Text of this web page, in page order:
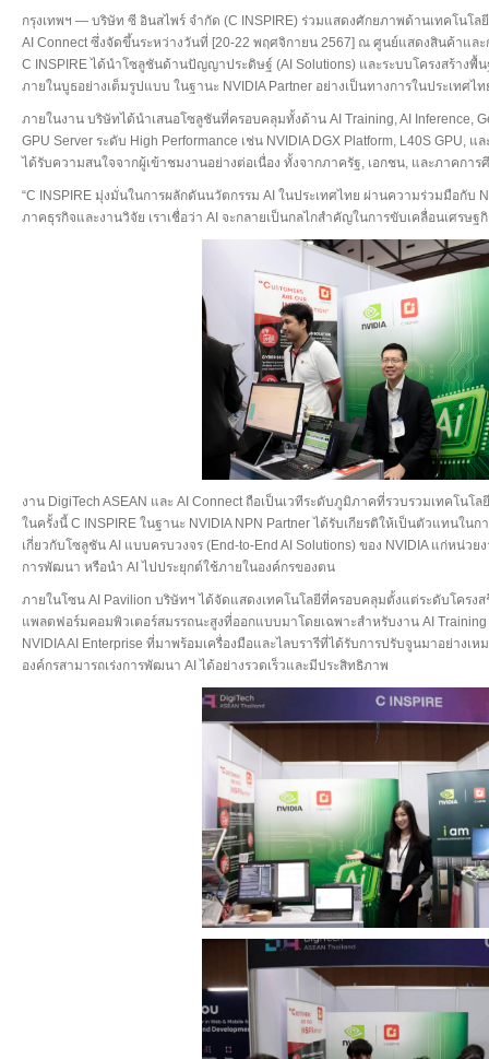
กรุงเทพฯ — บริษัท ซี อินสไพร์ จำกัด (C INSPIRE) ร่วมแสดงศักยภาพด้านเทคโนโล
AI Connect ซึ่งจัดขึ้นระหว่างวันที่ [20-22 พฤศจิกายน 2567] ณ ศูนย์แสดงสินค้าแล
C INSPIRE ได้นำโซลูชันด้านปัญญาประดิษฐ์ (AI Solutions) และระบบโครงสร้างพื้น
ภายในบูธอย่างเต็มรูปแบบ ในฐานะ NVIDIA Partner อย่างเป็นทางการในประเทศไท
ภายในงาน บริษัทได้นำเสนอโซลูชันที่ครอบคลุมทั้งด้าน AI Training, AI Inference,
GPU Server ระดับ High Performance เช่น NVIDIA DGX Platform, L40S GPU,
ได้รับความสนใจจากผู้เข้าชมงานอย่างต่อเนื่อง ทั้งจากภาครัฐ, เอกชน, และภาคการ
“C INSPIRE มุ่งมั่นในการผลักดันนวัตกรรม AI ในประเทศไทย ผ่านความร่วมมือกับ
ภาคธุรกิจและงานวิจัย เราเชื่อว่า AI จะกลายเป็นกลไกสำคัญในการขับเคลื่อนเศรษฐ
งาน DigiTech ASEAN และ AI Connect ถือเป็นเวทีระดับภูมิภาคที่รวบรวมเทคโนโ
ในครั้งนี้ C INSPIRE ในฐานะ NVIDIA NPN Partner ได้รับเกียรติให้เป็นตัวแทนใน
เกี่ยวกับโซลูชัน AI แบบครบวงจร (End-to-End AI Solutions) ของ NVIDIA แก่หน่ว
การพัฒนา หรือนำ AI ไปประยุกต์ใช้ภายในองค์กรของตน
ภายในโซน AI Pavilion บริษัทฯ ได้จัดแสดงเทคโนโลยีที่ครอบคลุมตั้งแต่ระดับโครงส
แพลตฟอร์มคอมพิวเตอร์สมรรถนะสูงที่ออกแบบมาโดยเฉพาะสำหรับงาน AI
NVIDIA AI Enterprise ที่มาพร้อมเครื่องมือและไลบรารีที่ได้รับการปรับจูนมาอย่างเ
องค์กรสามารถเร่งการพัฒนา AI ได้อย่างรวดเร็วและมีประสิทธิภาพ